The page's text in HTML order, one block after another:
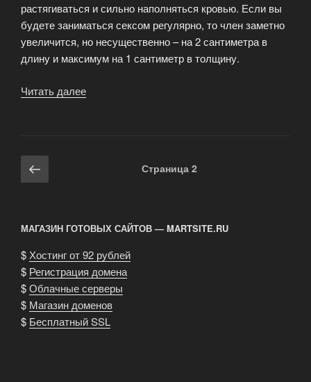
растягиваться и сильно наполняться кровью. Если вы
будете заниматься сексом регулярно, то член заметно
увеличится, но несущественно – на 2 сантиметра в
длину и максимум на 1 сантиметр в толщину.
Читать далее
Навигация
по
Предыдущая
страница
Страница 2
МАГАЗИН ГОТОВЫХ САЙТОВ — MARTSITE.RU
$ Хостинг от 92 рублей
$ Регистрация домена
$Облачные серверы
$ Магазин доменов
$ Бесплатный SSL